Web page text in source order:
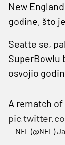
New
godine, što
Seatte se,
SuperBowlu
osvojio
A rematch
— NFL (@NFL)